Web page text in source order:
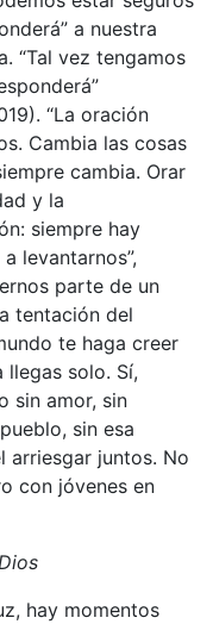
a nuestra
“Tal vez tengamos
“La oración
Cambia las cosas
cambia. Orar
y la
siempre hay
levantarnos”,
parte de un
tentación del
te haga creer
llegas solo. Sí,
sin amor, sin
sin esa
arriesgar juntos. No
con jóvenes en
hay momentos